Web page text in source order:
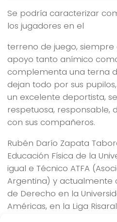
Se podría caracterizar
los jugadores en el
terreno de juego,
apoyo tanto anímico
complementa una terna
dejan todo por sus
un excelente deportista,
respetuosa, responsable,
con sus compañeros.
Rubén Darío Zapata
Educación Física de la
igual e Técnico ATFA
Argentina) y actualmente
de Derecho en la
Américas, en la Liga